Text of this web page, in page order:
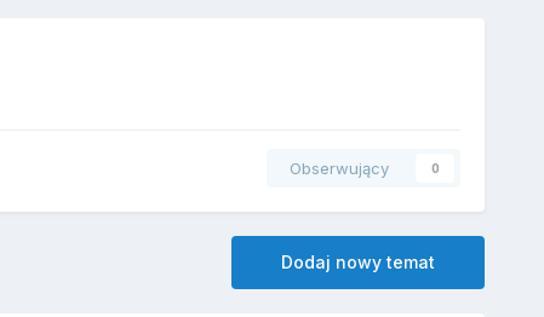
Obserwujący 0
Dodaj nowy temat